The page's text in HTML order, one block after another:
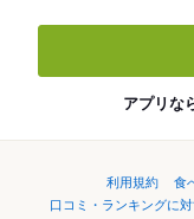
アプリな
利用規約 食
口コミ・ランキングに